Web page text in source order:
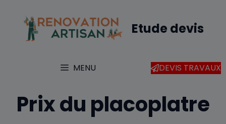
contenu
Etude devis
MENU DEVIS TRAVAUX
Prix du placoplatre